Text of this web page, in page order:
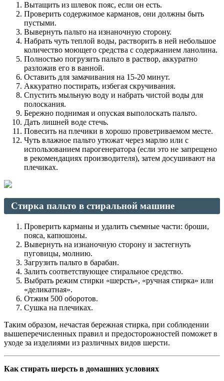
Вытащить из шлевок пояс, если он есть.
Проверить содержимое карманов, они должны быть
пустыми.
Вывернуть пальто на изнаночную сторону.
Набрать чуть теплой воды, растворить в ней небольшое
количество моющего средства с содержанием ланолина.
Полностью погрузить пальто в раствор, аккуратно
разложив его в ванной.
Оставить для замачивания на 15-20 минут.
Аккуратно постирать, избегая скручивания.
Спустить мыльную воду и набрать чистой воды для
полоскания.
Бережно поднимая и опуская выполоскать пальто.
Дать лишней воде стечь.
Повесить на плечики в хорошо проветриваемом месте.
Чуть влажное пальто утюжат через марлю или с
использованием парогенератора (если это не запрещено
в рекомендациях производителя), затем досушивают на
плечиках.
Стирка пальто в стиральной машине
Проверить карманы и удалить съемные части: броши,
пояса, капюшоны.
Вывернуть на изнаночную сторону и застегнуть
пуговицы, молнию.
Загрузить пальто в барабан.
Залить соответствующее стиральное средство.
Выбрать режим стирки «шерсть», «ручная стирка» или
«деликатная».
Отжим 500 оборотов.
Сушка на плечиках.
Таким образом, нечастая бережная стирка, при соблюдении
вышеперечисленных правил и предосторожностей поможет в
уходе за изделиями из различных видов шерсти.
Как стирать шерсть в домашних условиях